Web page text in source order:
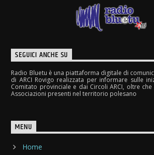
SEGUICI ANCHE SU
Radio Bluetu è una piattaforma digitale di
di ARCI Rovigo realizzata per informare sulle
Comitato provinciale e dai Circoli ARCI, oltre
Associazioni presenti nel territorio polesano
MENU
Home